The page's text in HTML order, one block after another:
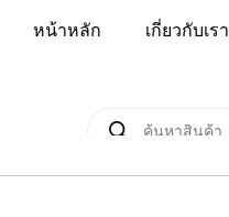
หน้าหลัก เกี่ยวกับเรา